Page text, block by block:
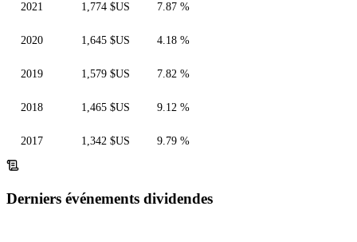
2021 1,774 $US 7.87 %
2020 1,645 $US 4.18 %
2019 1,579 $US 7.82 %
2018 1,465 $US 9.12 %
2017 1,342 $US 9.79 %
Derniers événements dividendes